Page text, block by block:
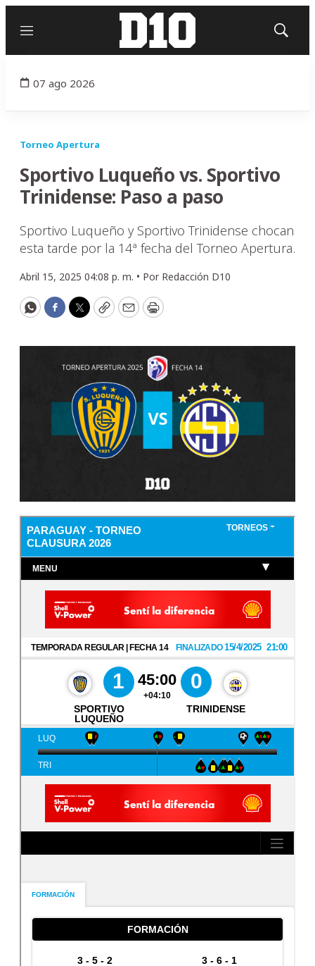
Menú
Mostrar
07 ago 2026
Torneo Apertura
Sportivo Luqueño vs. Sportivo
Trinidense: Paso a paso
Sportivo Luqueño y Sportivo Trinidense chocan
esta tarde por la 14ª fecha del Torneo Apertura.
Abril 15, 2025 04:08 p. m. • Por Redacción D10
WhatsApp
Facebook
Twitter
CopyEmailPrint